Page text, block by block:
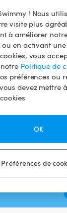
! Nous
visite plus
à améliorer
en activant
vous
Politique de
préférences ou
devez mettre
Préférences de
OK
créneau
Louer ma piscine
Comment ça
marche ?